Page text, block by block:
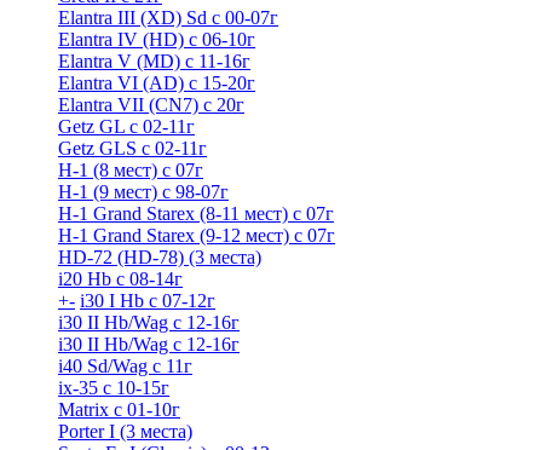
Elantra III (XD) Sd c 00-07г
Elantra IV (HD) с 06-10г
Elantra V (MD) c 11-16г
Elantra VI (AD) с 15-20г
Elantra VII (CN7) с 20г
Getz GL с 02-11г
Getz GLS с 02-11г
H-1 (8 мест) c 07г
H-1 (9 мест) c 98-07г
H-1 Grand Starex (8-11 мест) с 07г
H-1 Grand Starex (9-12 мест) с 07г
HD-72 (HD-78) (3 места)
i20 Hb с 08-14г
+- i30 I Hb с 07-12г
i30 II Hb/Wag с 12-16г
i30 II Hb/Wag с 12-16г
i40 Sd/Wag с 11г
ix-35 с 10-15г
Matrix с 01-10г
Porter I (3 места)